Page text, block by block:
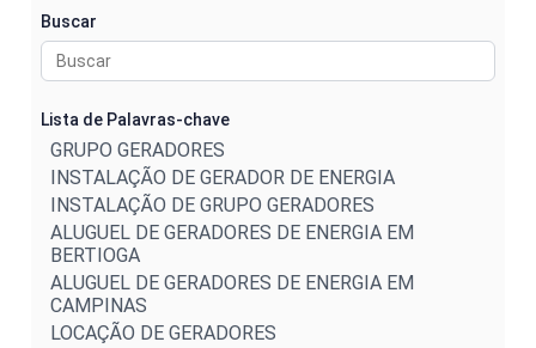
Buscar
Lista de Palavras-chave
GRUPO GERADORES
INSTALAÇÃO DE GERADOR DE ENERGIA
INSTALAÇÃO DE GRUPO GERADORES
ALUGUEL DE GERADORES DE ENERGIA EM
BERTIOGA
ALUGUEL DE GERADORES DE ENERGIA EM
CAMPINAS
LOCAÇÃO DE GERADORES